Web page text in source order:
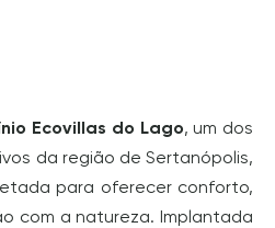
Ecovillas do Lago, um dos
da região de Sertanópolis,
para oferecer conforto,
com a natureza. Implantada